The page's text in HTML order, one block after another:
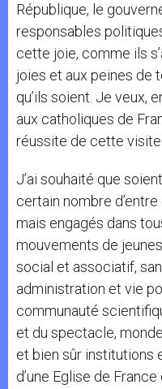
République, le
responsables
cette joie, comme ils
joies et aux peines de
qu’ils soient. Je veux,
aux catholiques de
réussite de cette visite.
J’ai souhaité que
certain nombre
mais engagés dans
mouvements de
social et associatif,
administration et vie
communauté
et du spectacle,
et bien sûr institutions
d’une Eglise de